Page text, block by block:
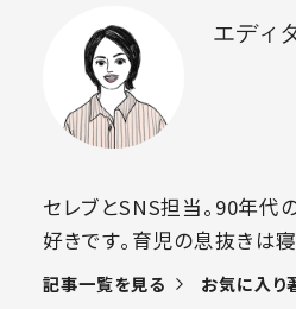
エディ
セレブとSNS担当。90年代
好きです。育児の息抜きは
記事一覧を見る お気に入り